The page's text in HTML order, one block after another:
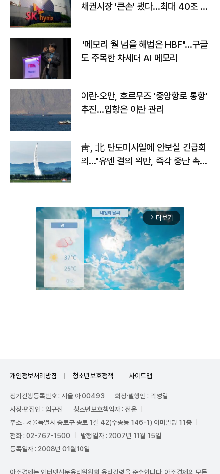
채권시장 '큰손' 됐다…최대 40조 투
"메모리 월 넘을 해법은 HBF"…구글
도 주목한 차세대 AI 메모리
이란·오만, 호르무즈 '중앙항로 통항'
추진…입항은 이란 관리
靑, 北 탄도미사일에 안보실 긴급회
의…"유엔 결의 위반, 즉각 중단 촉
arrow_forward_ios 더보기
개인정보처리방침 청소년보호정책 사이트맵
정기간행등록번호 : 서울 아 00493
회장·발행인 : 곽영길
사장·편집인 : 임규진
청소년보호책임자 : 전운
주소 : 서울특별시 종로구 종로 1길 42(수송동 146-1) 이마빌딩 11층
전화 : 02-767-1500
발행일자 : 2007년 11월 15일
등록일자 : 2008년 01월10일
아주경제는 인터넷신문윤리위원회 윤리강령을 준수합니다. 아주경제의 모든